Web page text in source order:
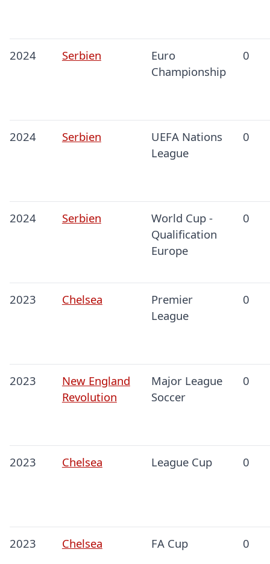
2024 Serbien
Euro
Championship
0
2024 Serbien
UEFA Nations
League
0
2024 Serbien
World Cup -
Qualification
Europe
0
2023 Chelsea
Premier
League
0
2023
New England
Revolution
Major League
Soccer
0
2023 Chelsea League Cup 0
2023 Chelsea FA Cup 0